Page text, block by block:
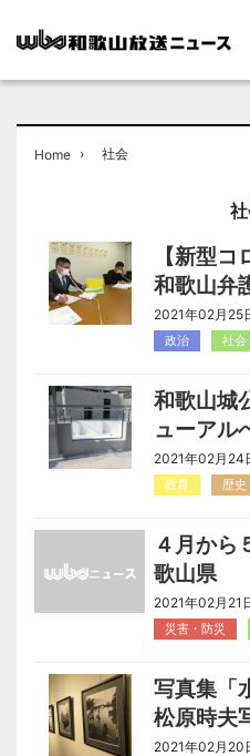
Home › 社会
【新型コ
和歌山弁
2021年02月25
政治 社会
和歌山城
ューアル
2021年02月24
教育 歴史
４月から
歌山県
2021年02月21
災害・防災
写真集「
松原時夫
2021年02月20